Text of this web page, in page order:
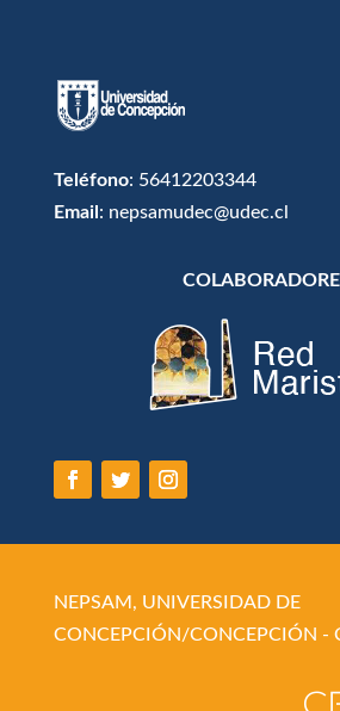
Teléfono: 56412203344
Email : nepsamudec@udec.cl
NEPSAM, UNIVERSIDAD DE
CONCEPCIÓN/CONCEPCIÓN -